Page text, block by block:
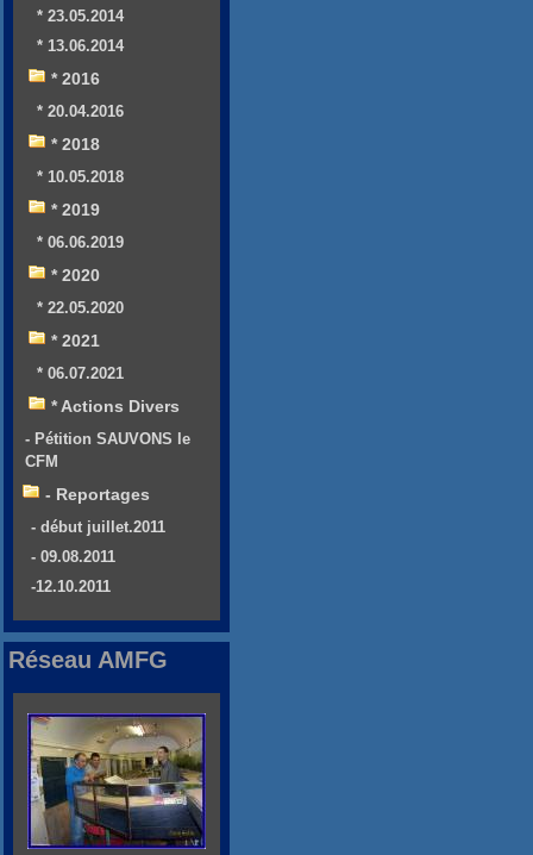
* 23.05.2014
* 13.06.2014
* 2016
* 20.04.2016
* 2018
* 10.05.2018
* 2019
* 06.06.2019
* 2020
* 22.05.2020
* 2021
* 06.07.2021
* Actions Divers
- Pétition SAUVONS le
CFM
- Reportages
- début juillet.2011
- 09.08.2011
-12.10.2011
Réseau AMFG